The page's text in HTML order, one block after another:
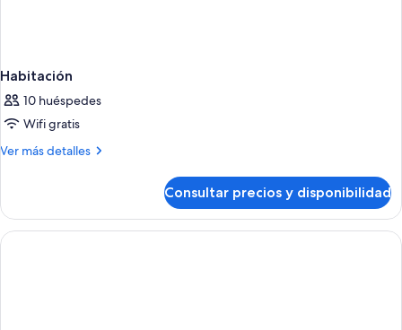
Habitación
10 huéspedes
Wifi gratis
Ver más detalles
Más
Consultar precios y disponibilidad